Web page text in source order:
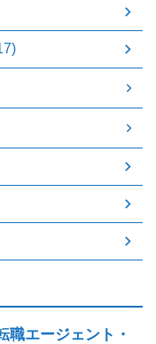
職エージェント・